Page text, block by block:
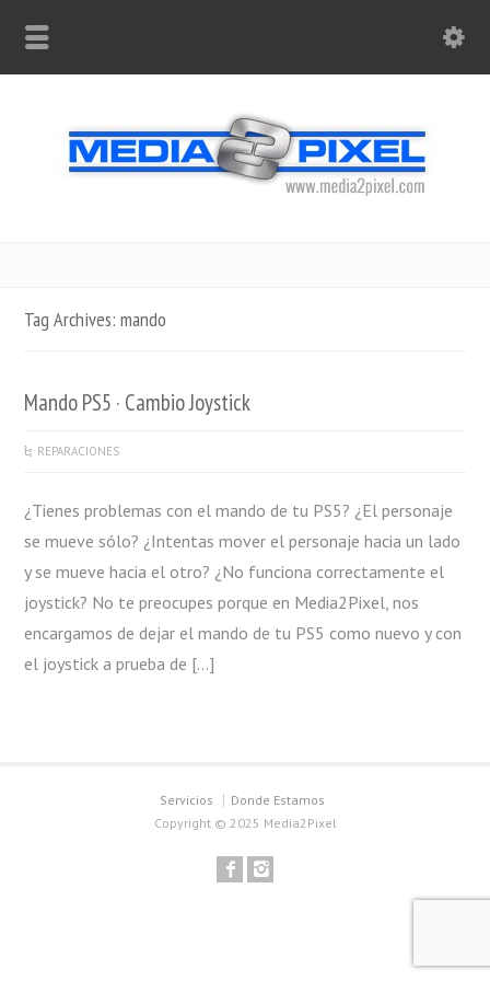
Tag Archives: mando
Mando PS5 · Cambio Joystick
REPARACIONES
¿Tienes problemas con el mando de tu PS5? ¿El personaje
se mueve sólo? ¿Intentas mover el personaje hacia un lado
y se mueve hacia el otro? ¿No funciona correctamente el
joystick? No te preocupes porque en Media2Pixel, nos
encargamos de dejar el mando de tu PS5 como nuevo y con
el joystick a prueba de […]
Servicios
Donde Estamos
Copyright © 2025 Media2Pixel